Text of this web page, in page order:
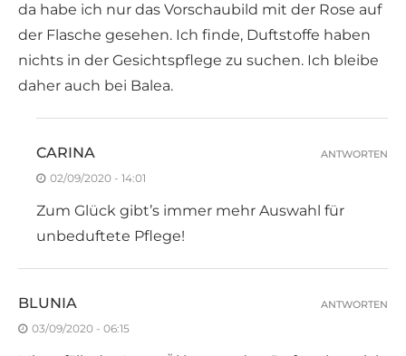
da habe ich nur das Vorschaubild mit der Rose auf
der Flasche gesehen. Ich finde, Duftstoffe haben
nichts in der Gesichtspflege zu suchen. Ich bleibe
daher auch bei Balea.
CARINA
02/09/2020 - 14:01
Zum Glück gibt’s immer mehr Auswahl für
unbeduftete Pflege!
ANTWORTEN
BLUNIA
03/09/2020 - 06:15
ANTWORTEN